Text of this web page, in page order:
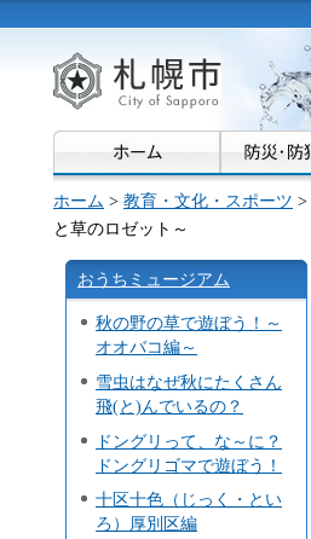
札幌市
ホーム > 教育・文化・スポーツ >
と草のロゼット～
おうちミュージアム
秋の野の草で遊ぼう！～
オオバコ編～
雪虫はなぜ秋にたくさん
飛(と)んでいるの？
ドングリって、な～に？
ドングリゴマで遊ぼう！
十区十色（じっく・とい
ろ）厚別区編